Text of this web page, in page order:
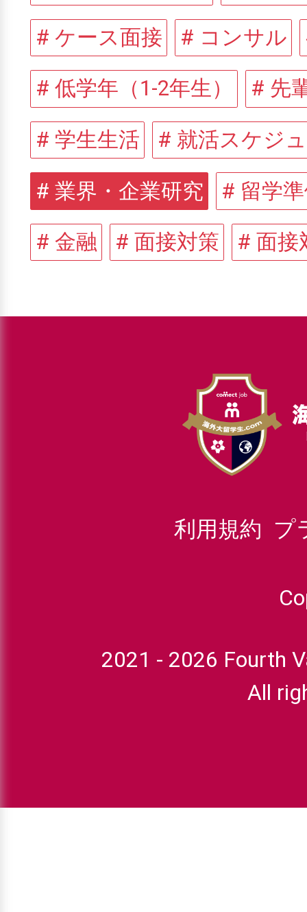
# ケース面接 # コンサル
# 低学年（1-2年生） # 先
# 学生生活 # 就活スケジ
# 業界・企業研究 # 留学
# 金融 # 面接対策 # 面接
利用規約 プ
2021 - 2026 Fourth
All